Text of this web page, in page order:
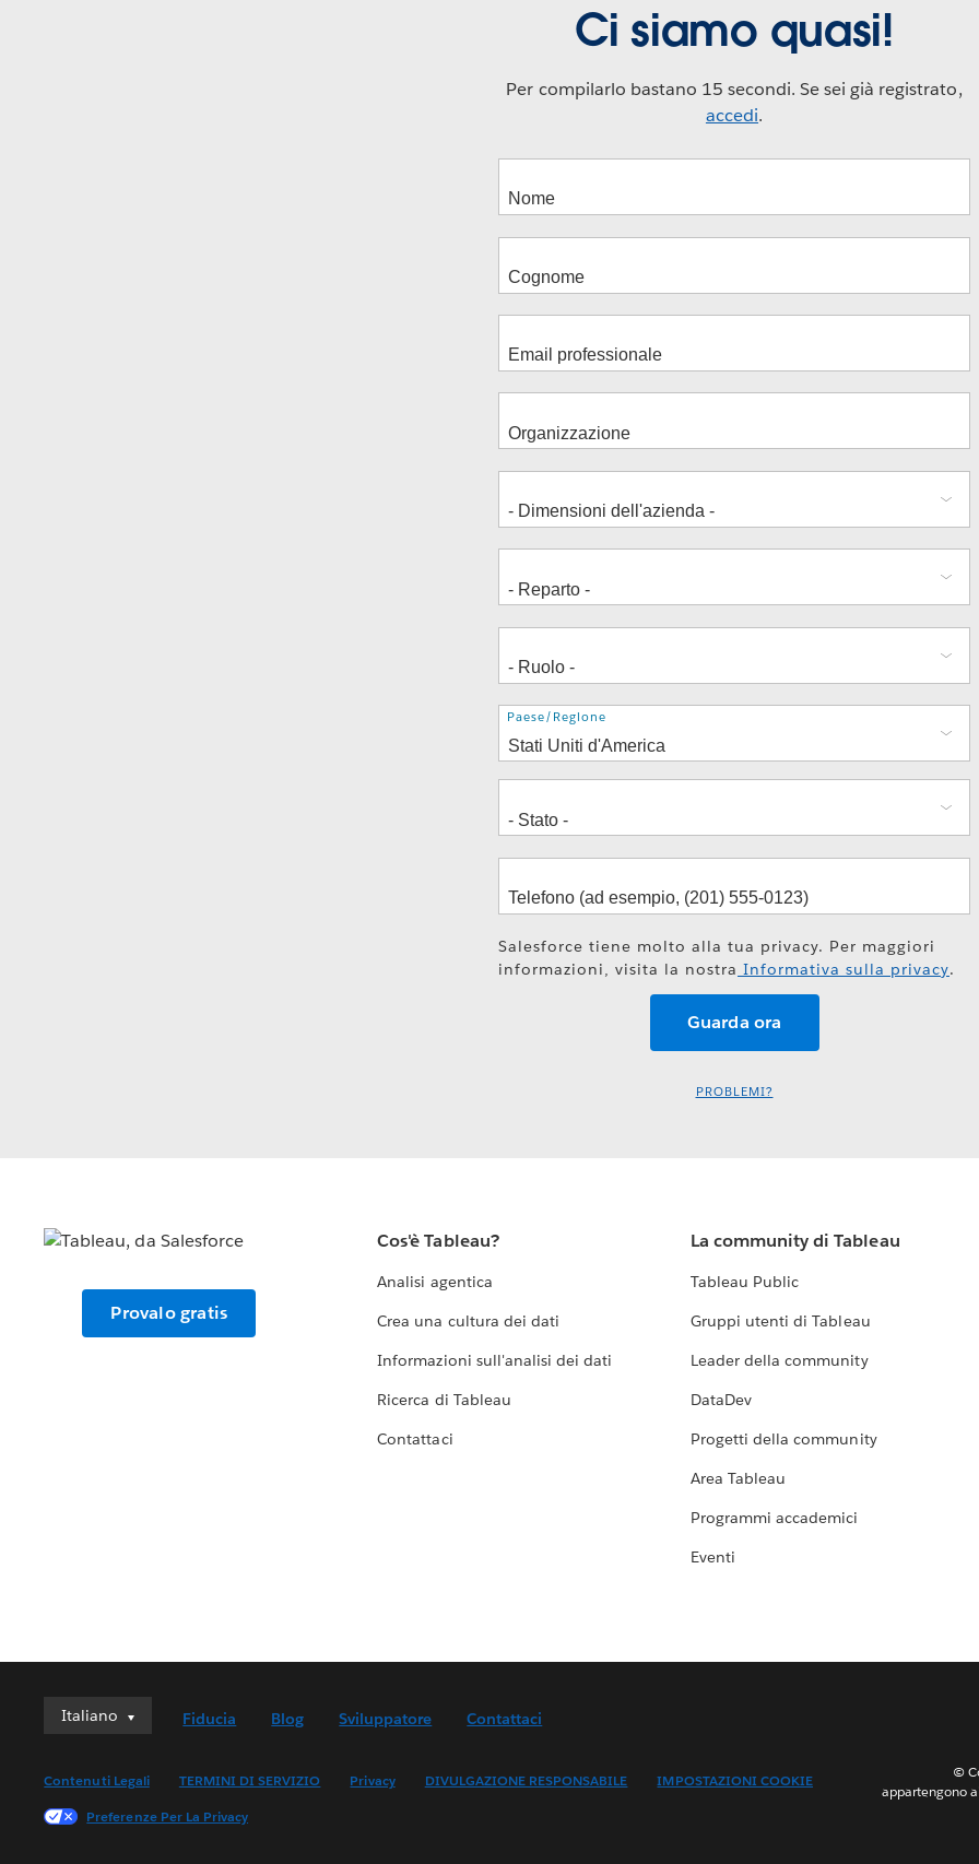
Ci siamo quasi!
Per compilarlo bastano 15 secondi. Se sei già registrato,
accedi.
Indirizzo
Paese/Regione
Salesforce tiene molto alla tua privacy. Per maggiori
informazioni, visita la nostra Informativa sulla privacy.
PROBLEMI?
Provalo gratis
Cos'è Tableau?
Analisi agentica
Crea una cultura dei dati
Informazioni sull'analisi dei dati
Ricerca di Tableau
Contattaci
La community di Tableau
Tableau Public
Gruppi utenti di Tableau
Leader della community
DataDev
Progetti della community
Area Tableau
Programmi accademici
Eventi
Italiano
Italiano
English (UK)
English (US)
Fiducia Blog Sviluppatore Contattaci
Contenuti Legali TERMINI DI SERVIZIO Privacy DIVULGAZIONE RESPONSABILE
IMPOSTAZIONI COOKIE
Preferenze Per La Privacy
©
appartengono